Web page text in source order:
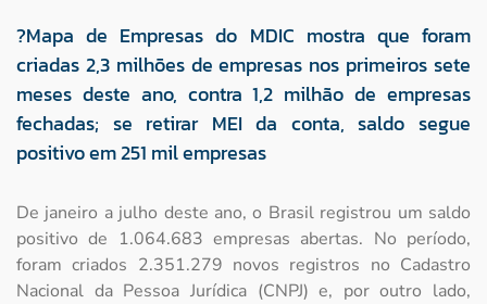
Contato
?Mapa de Empresas do MDIC mostra que foram
criadas 2,3 milhões de empresas nos primeiros sete
meses deste ano, contra 1,2 milhão de empresas
fechadas; se retirar MEI da conta, saldo segue
positivo em 251 mil empresas
De janeiro a julho deste ano, o Brasil registrou um saldo
positivo de 1.064.683 empresas abertas. No período,
foram criados 2.351.279 novos registros no Cadastro
Nacional da Pessoa Jurídica (CNPJ) e, por outro lado,